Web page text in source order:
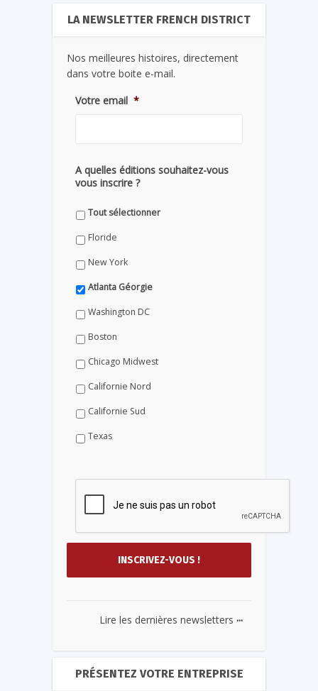
LA NEWSLETTER FRENCH DISTRICT
Nos meilleures histoires, directement
dans votre boite e-mail.
Votre email *
A quelles éditions souhaitez-vous
vous inscrire ?
Tout sélectionner
Floride
New York
Atlanta Géorgie
Washington DC
Boston
Chicago Midwest
Californie Nord
Californie Sud
Texas
Lire les dernières newsletters ...
PRÉSENTEZ VOTRE ENTREPRISE